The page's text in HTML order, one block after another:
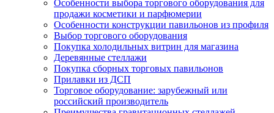
Особенности выбора торгового оборудования для
продажи косметики и парфюмерии
Особенности конструкции павильонов из профиля
Выбор торгового оборудования
Покупка холодильных витрин для магазина
Деревянные стеллажи
Покупка сборных торговых павильонов
Прилавки из ДСП
Торговое оборудование: зарубежный или
российский производитель